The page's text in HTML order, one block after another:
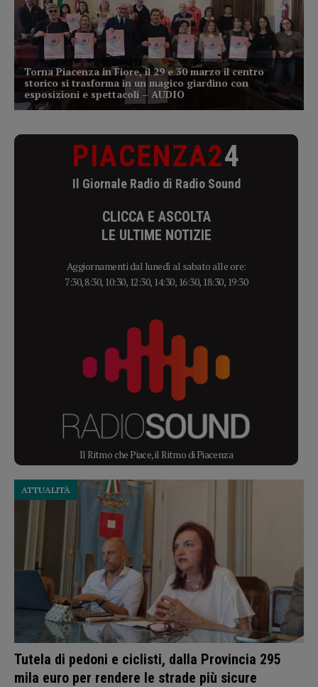
PIACENZA24
Il Giornale Radio di Radio Sound
CLICCA E ASCOLTA
LE ULTIME NOTIZIE
Aggiornamenti dal lunedì al sabato alle ore:
7:30, 8:30, 10:30, 12:30, 14:30, 16:30, 18:30, 19:30
Il Ritmo che Piace, il Ritmo di Piacenza
Tutela di pedoni e ciclisti, dalla Provincia 295
mila euro per rendere le strade più sicure
ATTUALITÀ